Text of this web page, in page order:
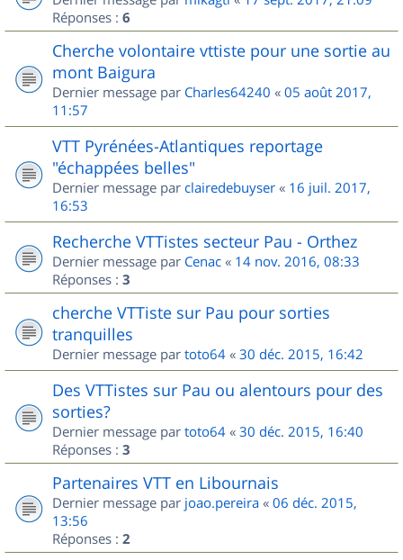
Réponses : 6
Cherche volontaire vttiste pour une sortie au
mont Baigura
Dernier message par Charles64240 « 05 août 2017,
11:57
VTT Pyrénées-Atlantiques reportage
"échappées belles"
Dernier message par clairedebuyser « 16 juil. 2017,
16:53
Recherche VTTistes secteur Pau - Orthez
Dernier message par Cenac « 14 nov. 2016, 08:33
Réponses : 3
cherche VTTiste sur Pau pour sorties
tranquilles
Dernier message par toto64 « 30 déc. 2015, 16:42
Des VTTistes sur Pau ou alentours pour des
sorties?
Dernier message par toto64 « 30 déc. 2015, 16:40
Réponses : 3
Partenaires VTT en Libournais
Dernier message par joao.pereira « 06 déc. 2015,
13:56
Réponses : 2